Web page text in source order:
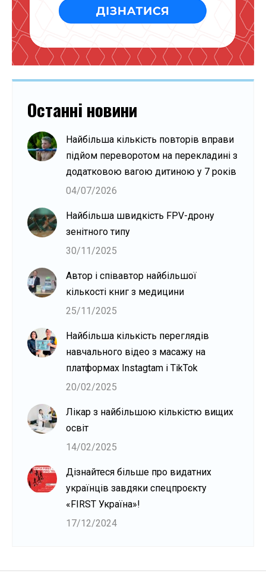
Останні новини
Найбільша кількість повторів вправи
підйом переворотом на перекладині з
додатковою вагою дитиною у 7 років
04/07/2026
Найбільша швидкість FPV-дрону
зенітного типу
30/11/2025
Автор і співавтор найбільшої
кількості книг з медицини
25/11/2025
Найбільша кількість переглядів
навчального відео з масажу на
платформах Instagtam i TikTok
20/02/2025
Лікар з найбільшою кількістю вищих
освіт
14/02/2025
Дізнайтеся більше про видатних
українців завдяки спецпроєкту
«FIRST Україна»!
17/12/2024